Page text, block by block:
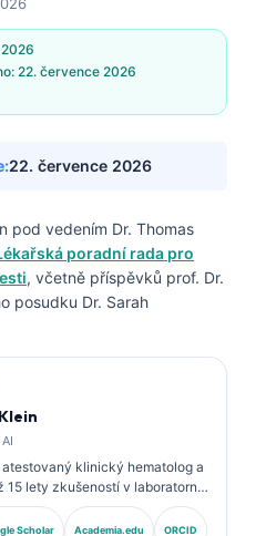
22. července 2026
22. července 2026
pod vedením Dr. Thomas
poradní rada pro
, včetně příspěvků prof. Dr.
posudku Dr. Sarah
atestovaný klinický hematolog a
15 lety zkušeností v laboratorní
klinických dat s asistencí umělé
lékařský ředitel (Chief
Scholar Academia.edu ORCID